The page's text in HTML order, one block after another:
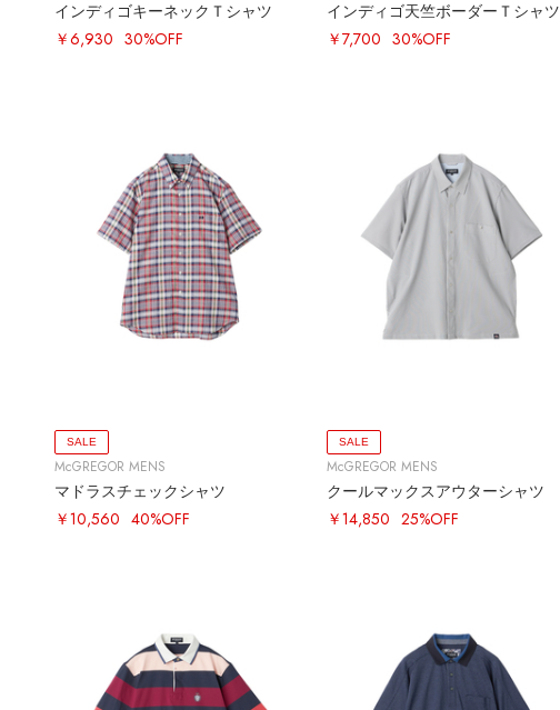
インディゴキーネックＴシャツ
￥6,930 30%OFF
インディゴ天竺ボーダーＴシャツ
￥7,700 30%OFF
SALE
McGREGOR MENS
マドラスチェックシャツ
￥10,560 40%OFF
SALE
McGREGOR MENS
クールマックスアウターシャツ
￥14,850 25%OFF